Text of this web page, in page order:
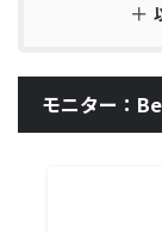
モニター：